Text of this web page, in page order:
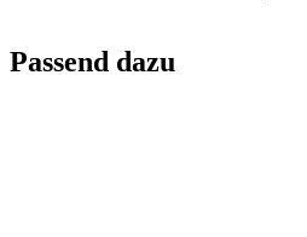
Passend dazu